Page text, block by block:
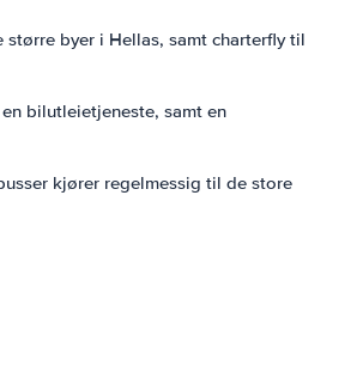
byer i Hellas, samt charterfly til
bilutleietjeneste, samt en
kjører regelmessig til de store